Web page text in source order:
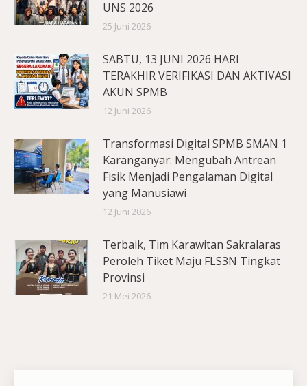
UNS 2026
25 Juni 2026
SABTU, 13 JUNI 2026 HARI
TERAKHIR VERIFIKASI DAN AKTIVASI
AKUN SPMB
12 Juni 2026
Transformasi Digital SPMB SMAN 1
Karanganyar: Mengubah Antrean
Fisik Menjadi Pengalaman Digital
yang Manusiawi
12 Juni 2026
Terbaik, Tim Karawitan Sakralaras
Peroleh Tiket Maju FLS3N Tingkat
Provinsi
21 Mei 2026